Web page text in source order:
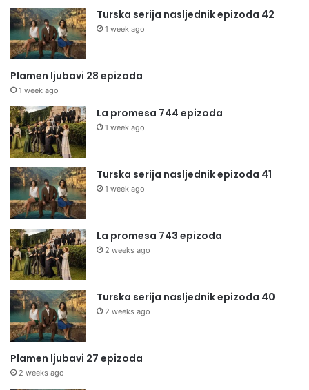
Turska serija nasljednik epizoda 42
1 week ago
Plamen ljubavi 28 epizoda
1 week ago
La promesa 744 epizoda
1 week ago
Turska serija nasljednik epizoda 41
1 week ago
La promesa 743 epizoda
2 weeks ago
Turska serija nasljednik epizoda 40
2 weeks ago
Plamen ljubavi 27 epizoda
2 weeks ago